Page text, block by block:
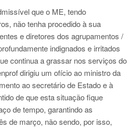
que o ME, tendo
não tenha procedido à sua
e diretores dos agrupamentos /
indignados e irritados
continua a grassar nos serviços do
dirigiu um ofício ao ministro da
ao secretário de Estado e à
de que esta situação fique
de tempo, garantindo as
de março, não sendo, por isso,